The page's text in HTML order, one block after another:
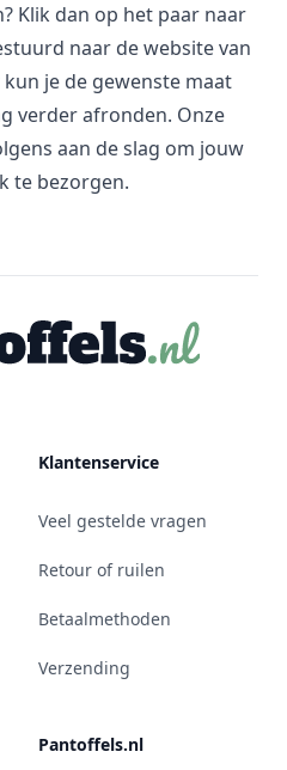
Klik dan op het paar naar
naar de website van
je de gewenste maat
verder afronden. Onze
aan de slag om jouw
te bezorgen.
Klantenservice
Veel gestelde vragen
Retour of ruilen
Betaalmethoden
Verzending
Pantoffels.nl